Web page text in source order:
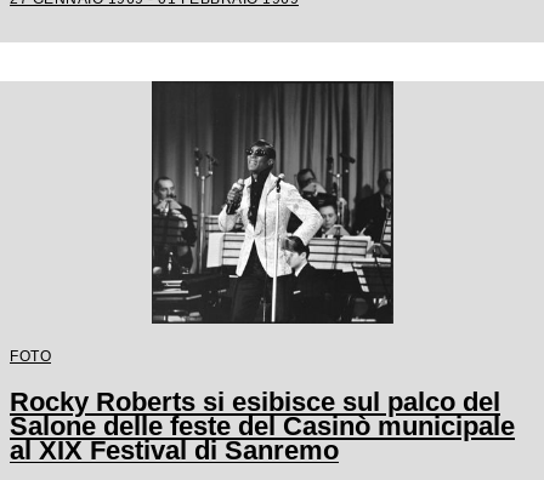
FOTO
Rocky Roberts si esibisce sul palco del
Salone delle feste del Casinò municipale
al XIX Festival di Sanremo